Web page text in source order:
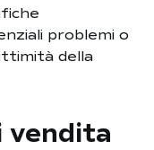
problemi o
della
vendita